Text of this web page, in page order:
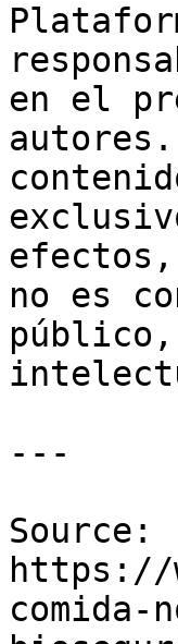
en el
no es
---
Source:
https://
comida-